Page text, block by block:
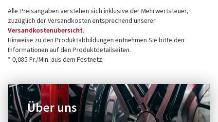
Alle Preisangaben verstehen sich inklusive der Mehrwertsteuer,
zuzüglich der Versandkosten entsprechend unserer
Versandkostenübersicht.
Hinweise zu den Produktabbildungen entnehmen Sie bitte den
Informationen auf den Produktdetailseiten.
* 0,085 Fr./Min. aus dem Festnetz.
Über uns